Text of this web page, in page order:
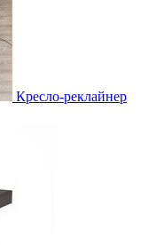
Кресло-реклайнер